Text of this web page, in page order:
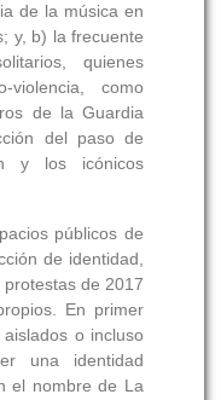
de la música en
y, b) la frecuente
quienes
violencia, como
de la Guardia
del paso de
y los icónicos
públicos de
de identidad,
de 2017
En primer
o incluso
una identidad
el nombre de La